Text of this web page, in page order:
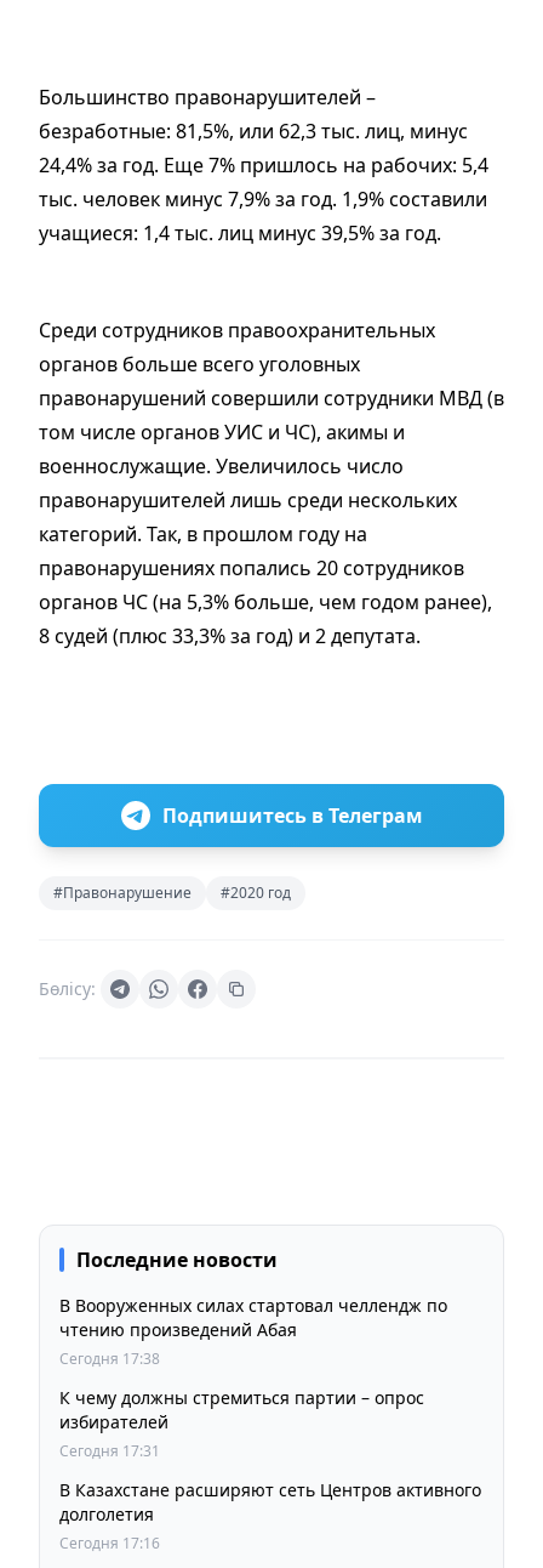
Большинство правонарушителей –
безработные: 81,5%, или 62,3 тыс. лиц, минус
24,4% за год. Еще 7% пришлось на рабочих: 5,4
тыс. человек минус 7,9% за год. 1,9% составили
учащиеся: 1,4 тыс. лиц минус 39,5% за год.
Среди сотрудников правоохранительных
органов больше всего уголовных
правонарушений совершили сотрудники МВД (в
том числе органов УИС и ЧС), акимы и
военнослужащие. Увеличилось число
правонарушителей лишь среди нескольких
категорий. Так, в прошлом году на
правонарушениях попались 20 сотрудников
органов ЧС (на 5,3% больше, чем годом ранее),
8 судей (плюс 33,3% за год) и 2 депутата.
Подпишитесь в Телеграм
#Правонарушение #2020 год
Бөлісу:
Последние новости
В Вооруженных силах стартовал челлендж по
чтению произведений Абая
Сегодня 17:38
К чему должны стремиться партии – опрос
избирателей
Сегодня 17:31
В Казахстане расширяют сеть Центров активного
долголетия
Сегодня 17:16